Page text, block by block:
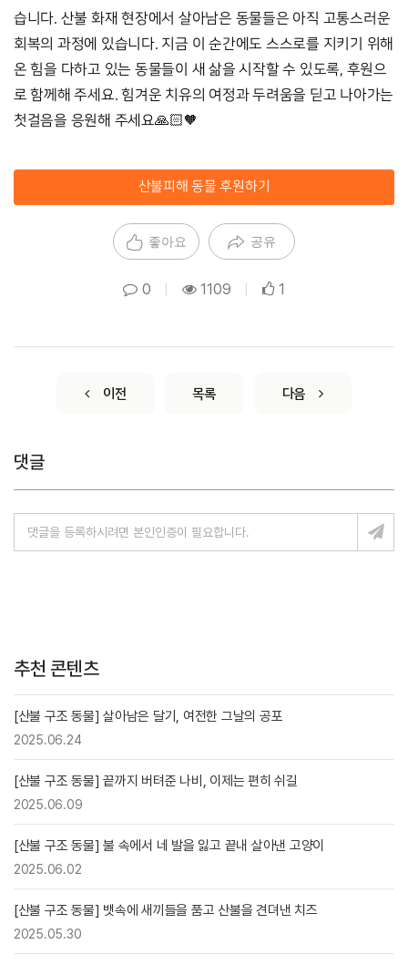
습니다. 산불 화재 현장에서 살아남은 동물들은 아직 고통스러운
회복의 과정에 있습니다. 지금 이 순간에도 스스로를 지키기 위해
온 힘을 다하고 있는 동물들이 새 삶을 시작할 수 있도록, 후원으
로 함께해 주세요. 힘겨운 치유의 여정과 두려움을 딛고 나아가는
첫걸음을 응원해 주세요🙏🏻🧡
산불피해 동물 후원하기
좋아요 공유
0 1109 1
이전 목록 다음
댓글
추천 콘텐츠
[산불 구조 동물] 살아남은 달기, 여전한 그날의 공포
2025.06.24
[산불 구조 동물] 끝까지 버텨준 나비, 이제는 편히 쉬길
2025.06.09
[산불 구조 동물] 불 속에서 네 발을 잃고 끝내 살아낸 고양이
2025.06.02
[산불 구조 동물] 뱃속에 새끼들을 품고 산불을 견뎌낸 치즈
2025.05.30